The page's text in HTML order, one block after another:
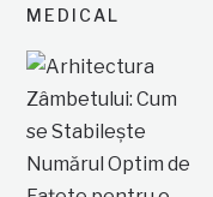
MEDICAL